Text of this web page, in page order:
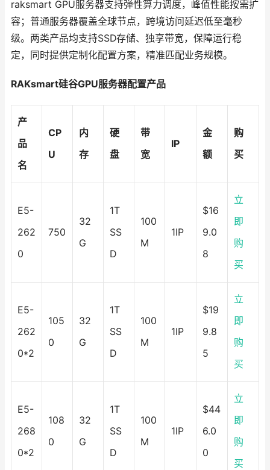
raksmart GPU服务器支持弹性算力调度，峰值性能按需扩
容；普通服务器覆盖全球节点，跨境访问延迟低至毫秒
级。两类产品均支持SSD存储、独享带宽，保障运行稳
定，同时提供定制化配置方案，精准匹配业务规模。
RAKsmart硅谷GPU服务器配置产品
产
品
名
CP
U
内
存
硬
盘
带
宽
IP
金
额
购
买
E5-
262
0
750
32
G
1T
SS
D
100
M
1IP
$16
9.0
8
立
即
购
买
E5-
262
0*2
105
0
32
G
1T
SS
D
100
M
1IP
$19
9.8
5
立
即
购
买
E5-
268
0*2
108
0
32
G
1T
SS
D
100
M
1IP
$44
6.0
0
立
即
购
买